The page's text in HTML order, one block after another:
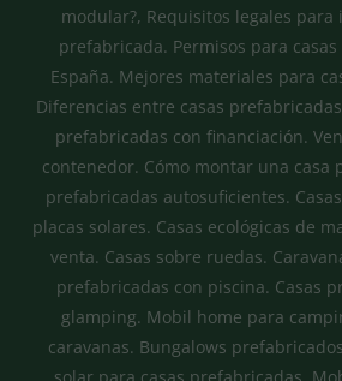
modular?, Requisitos legales para
prefabricada. Permisos para
España. Mejores materiales para
Diferencias entre casas
prefabricadas con financiación.
contenedor. Cómo montar una casa
prefabricadas autosuficientes.
placas solares. Casas ecológicas de
venta. Casas sobre ruedas.
prefabricadas con piscina. Casas
glamping. Mobil home para
caravanas. Bungalows